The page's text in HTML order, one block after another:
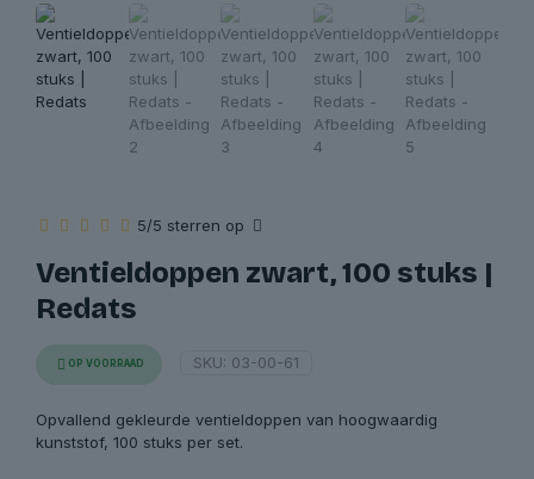
5/5 sterren op
Ventieldoppen zwart, 100 stuks |
Redats
OP VOORRAAD SKU: 03-00-61
Opvallend gekleurde ventieldoppen van hoogwaardig
kunststof, 100 stuks per set.